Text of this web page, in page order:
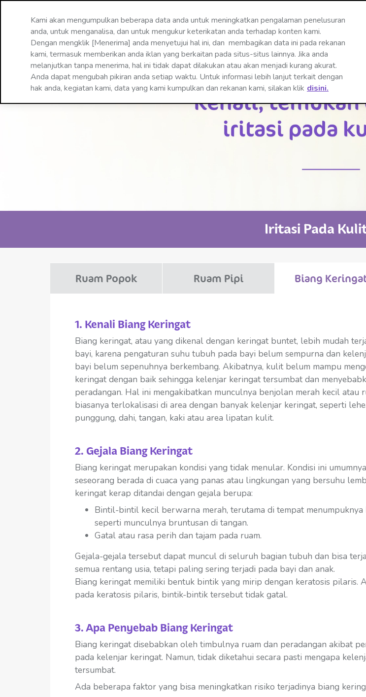
Produk Iritasi Kulit Bayi
Iritasi Pada
Ruam Popok Ruam Pipi Biang
1. Kenali Biang Keringat
Biang keringat, atau yang dikenal dengan keringat buntet, lebih mudah
bayi, karena pengaturan suhu tubuh pada bayi belum sempurna dan
bayi belum sepenuhnya berkembang. Akibatnya, kulit belum mampu
keringat dengan baik sehingga kelenjar keringat tersumbat dan
peradangan. Hal ini mengakibatkan munculnya benjolan merah kecil atau
biasanya terlokalisasi di area dengan banyak kelenjar keringat, seperti
punggung, dahi, tangan, kaki atau area lipatan kulit.
2. Gejala Biang Keringat
Biang keringat merupakan kondisi yang tidak menular. Kondisi ini
seseorang berada di cuaca yang panas atau lingkungan yang bersuhu
keringat kerap ditandai dengan gejala berupa:
Bintil-bintil kecil berwarna merah, terutama di tempat menumpuknya
seperti munculnya bruntusan di tangan.
Gatal atau rasa perih dan tajam pada ruam.
Gejala-gejala tersebut dapat muncul di seluruh bagian tubuh dan bisa
semua rentang usia, tetapi paling sering terjadi pada bayi dan anak.
Biang keringat memiliki bentuk bintik yang mirip dengan keratosis pilaris.
pada keratosis pilaris, bintik-bintik tersebut tidak gatal.
3. Apa Penyebab Biang Keringat
Biang keringat disebabkan oleh timbulnya ruam dan peradangan akibat
pada kelenjar keringat. Namun, tidak diketahui secara pasti mengapa
tersumbat.
Ada beberapa faktor yang bisa meningkatkan risiko terjadinya biang
Kami akan mengumpulkan beberapa data anda untuk meningkatkan pengalaman penelusuran
anda, untuk menganalisa, dan untuk mengukur keterikatan anda terhadap konten kami.
Dengan mengklik [Menerima] anda menyetujui hal ini, dan membagikan data ini pada rekanan
kami, termasuk memberikan anda iklan yang berkaitan pada situs-situs lainnya. Jika anda
melanjutkan tanpa menerima, hal ini tidak dapat dilakukan atau akan menjadi kurang akurat.
Anda dapat mengubah pikiran anda setiap waktu. Untuk informasi lebih lanjut terkait dengan
hak anda, kegiatan kami, data yang kami kumpulkan dan rekanan kami, silakan klik disini.